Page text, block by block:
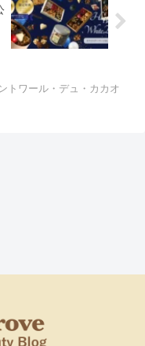
トワール・デュ・カカオ